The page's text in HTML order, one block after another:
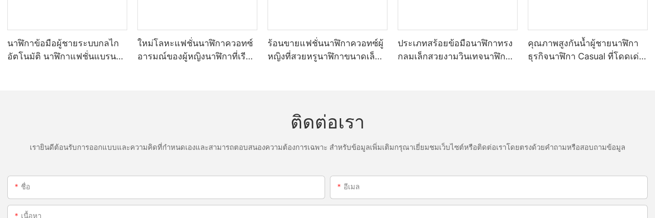
นาฬิกาข้อมือผู้ชายระบบกลไก
อัตโนมัติ นาฬิกาแฟชั่นแบรนด์
ใหม่โลหะแฟชั่นนาฬิกาควอทซ์
อารมณ์ของผู้หญิงนาฬิกาที่เรียบ
ร้อนขายแฟชั่นนาฬิกาควอทซ์ผู้
หญิงที่สวยหรูนาฬิกาขนาดเล็ก
ประเภทสร้อยข้อมือนาฬิกาทรง
กลมเล็กสวยงามวินเทจนาฬิกา
คุณภาพสูงกันน้ำผู้ชายนาฬิกา
ธุรกิจนาฬิกา Casual ที่โดดเด่น
ติดต่อเรา
เรายินดีต้อนรับการออกแบบและความคิดที่กำหนดเองและสามารถตอบสนองความต้องการเฉพาะ สำหรับข้อมูลเพิ่มเติมกรุณาเยี่ยมชมเว็บไซต์หรือติดต่อเราโดยตรงด้วยคำถามหรือสอบถามข้อมูล
ชื่อ อีเมล
เนื้อหา